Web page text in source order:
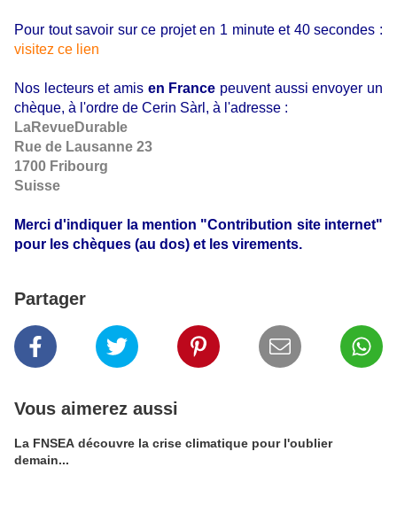
Pour tout savoir sur ce projet en 1 minute et 40 secondes :
visitez ce lien
Nos lecteurs et amis en France peuvent aussi envoyer un
chèque, à l'ordre de Cerin Sàrl, à l'adresse :
LaRevueDurable
Rue de Lausanne 23
1700 Fribourg
Suisse
Merci d'indiquer la mention "Contribution site internet"
pour les chèques (au dos) et les virements.
Partager
Vous aimerez aussi
La FNSEA découvre la crise climatique pour l'oublier
demain...